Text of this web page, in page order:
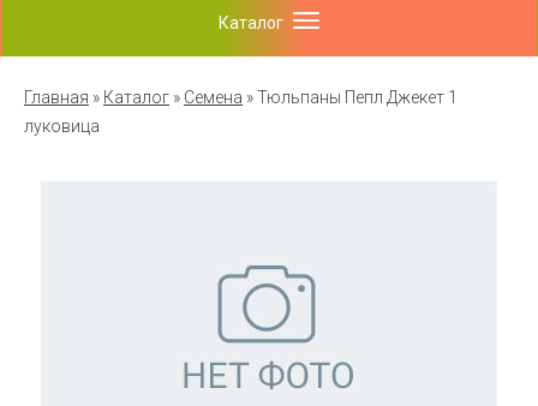
Каталог
Главная » Каталог » Семена »Тюльпаны Пепл Джекет 1
луковица